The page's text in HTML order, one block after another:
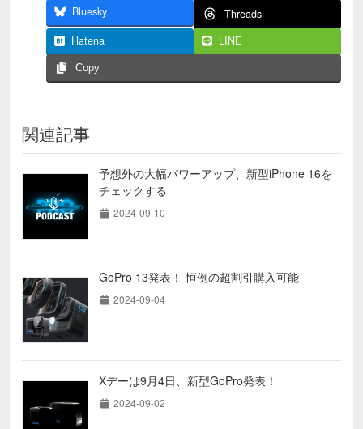
Bluesky
Threads
Hatena
LINE
Copy
関連記事
予想外の大幅パワーアップ、新型iPhone 16を
チェックする
2024-09-10
GoPro 13発表！ 恒例の超割引購入可能
2024-09-04
Xデーは9月4日、新型GoPro発表！
2024-09-02